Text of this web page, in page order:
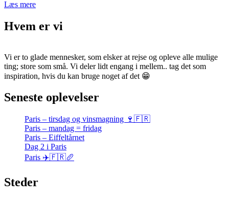
Læs mere
Hvem er vi
Vi er to glade mennesker, som elsker at rejse og opleve alle mulige
ting; store som små. Vi deler lidt engang i mellem.. tag det som
inspiration, hvis du kan bruge noget af det 😁
Seneste oplevelser
Paris – tirsdag og vinsmagning 🍷🇫🇷
Paris – mandag = fridag
Paris – Eiffeltårnet
Dag 2 i Paris
Paris ✈️🇫🇷🥖
Steder